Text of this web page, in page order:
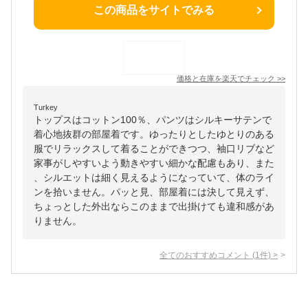
この商品をサイトでみる
価格と在庫を楽天でチェック >>
Turkey
トップスはコットン100％、パンツはシルキーサテンで
着心地抜群の部屋着です。ゆったりとしたゆとりのある
服でリラックスして着ることができつつ、袖口リブなど
家事がしやすいよう動きやすい細かな配慮もあり、また
、シルエットは細く見えるようになっていて、体のライ
ンを拾いません。パッと見、部屋着には決して見えず、
ちょっとした外出ならこのままで出掛けても違和感があ
りません。
全てのおすすめコメント (1 件) >